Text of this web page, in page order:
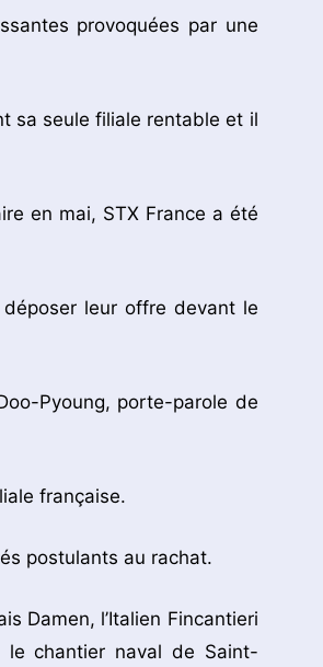
provoquées par une
sa seule filiale rentable et il
en mai, STX France a été
leur offre devant le
Pyoung, porte-parole de
française.
postulants au rachat.
Damen, l’Italien Fincantieri
chantier naval de Saint-